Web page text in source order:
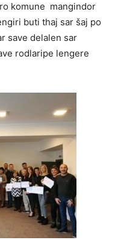
komune mangindor
buti thaj sar šaj po
save delalen sar
rodlaripe lengere